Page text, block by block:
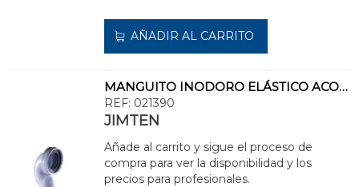
AÑADIR AL CARRITO
MANGUITO INODORO ELÁSTICO ACODADO CORTO AJUSTABLE INTERIOR 110
REF: 021390
JIMTEN
Añade al carrito y sigue el proceso de
compra para ver la disponibilidad y los
precios para profesionales.